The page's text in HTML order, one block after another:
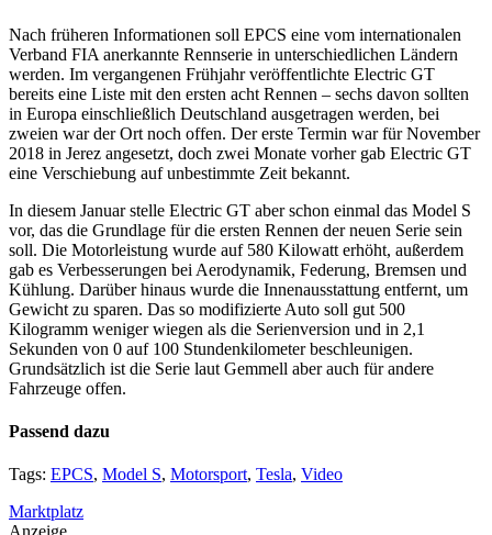
Nach früheren Informationen soll EPCS eine vom internationalen
Verband FIA anerkannte Rennserie in unterschiedlichen Ländern
werden. Im vergangenen Frühjahr veröffentlichte Electric GT
bereits eine Liste mit den ersten acht Rennen – sechs davon sollten
in Europa einschließlich Deutschland ausgetragen werden, bei
zweien war der Ort noch offen. Der erste Termin war für November
2018 in Jerez angesetzt, doch zwei Monate vorher gab Electric GT
eine Verschiebung auf unbestimmte Zeit bekannt.
In diesem Januar stelle Electric GT aber schon einmal das Model S
vor, das die Grundlage für die ersten Rennen der neuen Serie sein
soll. Die Motorleistung wurde auf 580 Kilowatt erhöht, außerdem
gab es Verbesserungen bei Aerodynamik, Federung, Bremsen und
Kühlung. Darüber hinaus wurde die Innenausstattung entfernt, um
Gewicht zu sparen. Das so modifizierte Auto soll gut 500
Kilogramm weniger wiegen als die Serienversion und in 2,1
Sekunden von 0 auf 100 Stundenkilometer beschleunigen.
Grundsätzlich ist die Serie laut Gemmell aber auch für andere
Fahrzeuge offen.
Passend dazu
Tags: EPCS, Model S, Motorsport, Tesla, Video
Marktplatz